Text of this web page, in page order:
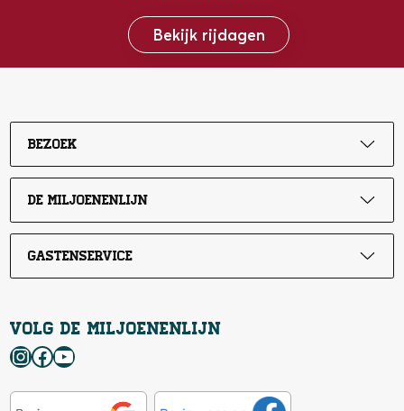
Bekijk rijdagen
Bezoek
De Miljoenenlijn
Gastenservice
Volg de Miljoenenlijn
Instagram
Facebook
YouTube